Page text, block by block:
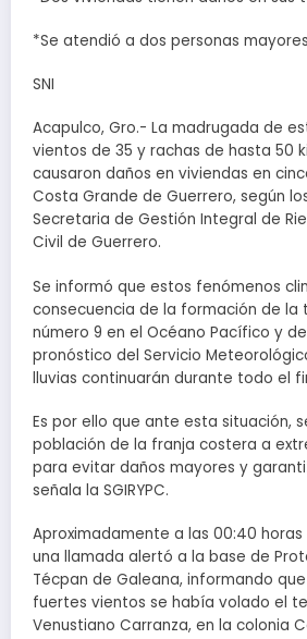
*Se atendió a dos personas
SNI
Acapulco, Gro.- La madrugada de
vientos de 35 y rachas de hasta 50
causaron daños en viviendas en
Costa Grande de Guerrero, según
Secretaria de Gestión Integral de
Civil de Guerrero.
Se informó que estos fenómenos
consecuencia de la formación de
número 9 en el Océano Pacífico y
pronóstico del Servicio
lluvias continuarán durante todo el
Es por ello que ante esta situación,
población de la franja costera a
para evitar daños mayores y
señala la SGIRYPC.
Aproximadamente a las 00:40
una llamada alertó a la base de
Técpan de Galeana, informando
fuertes vientos se había volado el
Venustiano Carranza, en la colonia